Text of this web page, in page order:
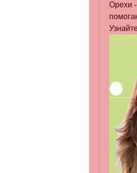
Орехи -